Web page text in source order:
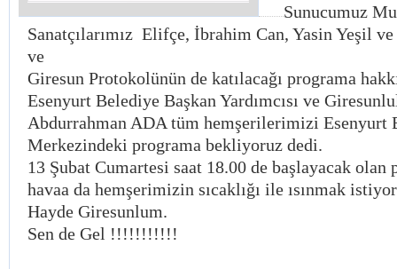
Sunucumuz
Sanatçılarımız Elifçe, İbrahim Can, Yasin Yeşil
ve
Giresun Protokolünün de katılacağı programa
Esenyurt Belediye Başkan Yardımcısı ve
Abdurrahman ADA tüm hemşerilerimizi Esenyurt
Merkezindeki programa bekliyoruz dedi.
13 Şubat Cumartesi saat 18.00 de başlayacak olan
havaa da hemşerimizin sıcaklığı ile ısınmak
Hayde Giresunlum.
Sen de Gel !!!!!!!!!!!